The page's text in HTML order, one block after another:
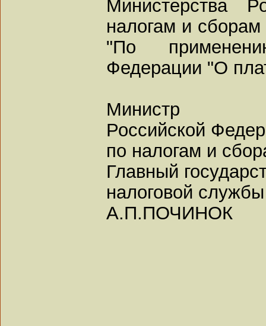
Министерства
налогам и
"По
Федерации "О
Министр
Российской
по налогам и
Главный
налоговой службы
А.П.ПОЧИНОК